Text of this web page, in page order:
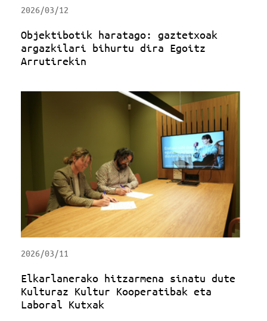
2026/03/12
Objektibotik haratago: gaztetxoak
argazkilari bihurtu dira Egoitz
Arrutirekin
2026/03/11
Elkarlanerako hitzarmena sinatu dute
Kulturaz Kultur Kooperatibak eta
Laboral Kutxak